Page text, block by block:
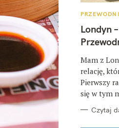
K
T
E
G
O
I
E
Londyn
Mam z
relację,
Pierwszy
się w tym
Czytaj